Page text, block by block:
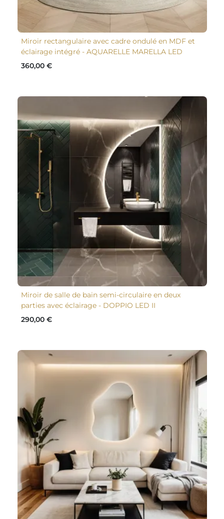
Miroir rectangulaire avec cadre ondulé en MDF et
éclairage intégré - AQUARELLE MARELLA LED
360,00 €
Miroir de salle de bain semi-circulaire en deux
parties avec éclairage - DOPPIO LED II
290,00 €